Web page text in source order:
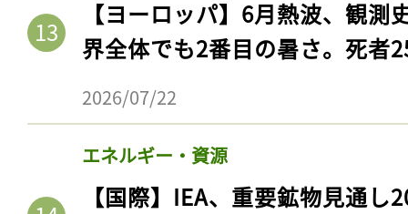
【ヨーロッパ】6月熱波、観
界全体でも2番目の暑さ。死者
2026/07/22
エネルギー・資源
【国際】IEA、重要鉱物見通